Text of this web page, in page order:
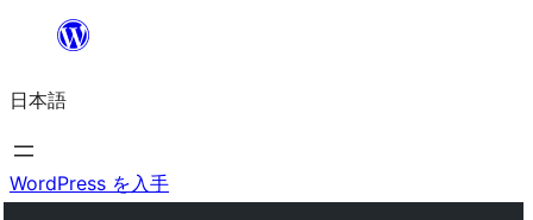
日本語
WordPress を入手